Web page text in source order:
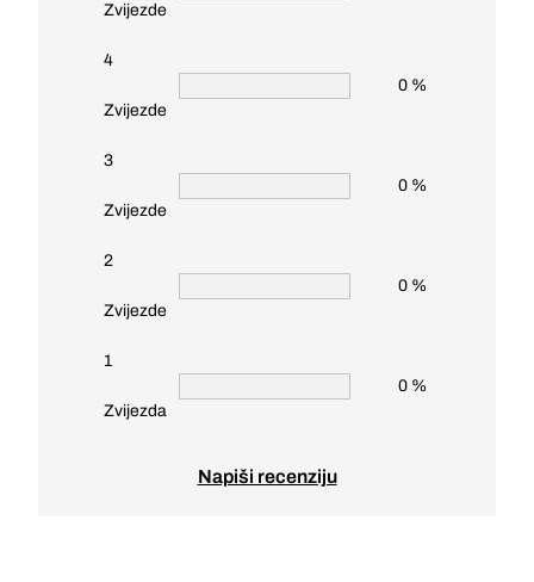
Zvijezde
4
Zvijezde
0 %
3
Zvijezde
0 %
2
Zvijezde
0 %
1
Zvijezda
0 %
Napiši recenziju